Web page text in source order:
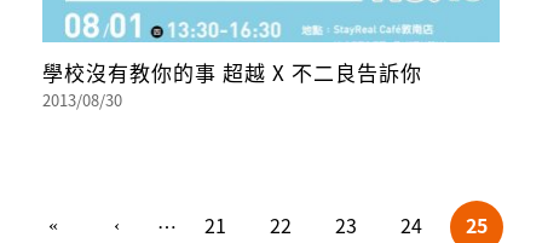
學校沒有教你的事 超越 X 不二良告訴你
2013/08/30
… 21 22 23 24 25